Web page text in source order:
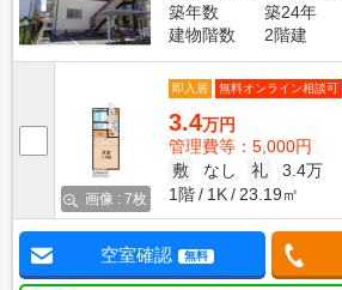
築年数
築24年
建物階数
2階建
画像 : 7枚
即入居 無料オンライン相談可
3.4万円
管理費等：5,000円
敷
なし 礼
3.4万
1階
1K 23.19㎡
空室確認 無料